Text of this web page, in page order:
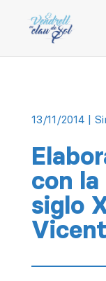
13/11/2014|
con la
siglo